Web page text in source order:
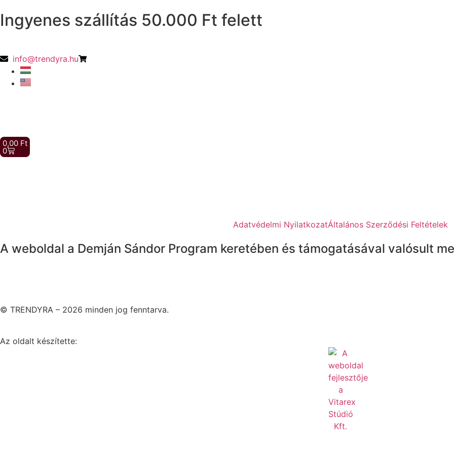
Ingyenes szállítás 50.000 Ft felett
info@trendyra.hu
0,00 Ft
0
Adatvédelmi NyilatkozatÁltalános Szerződési Feltételek
A weboldal a Demján Sándor Program keretében és támogatásával valósult
© TRENDYRA – 2026 minden jog fenntarva.
Az oldalt készítette: